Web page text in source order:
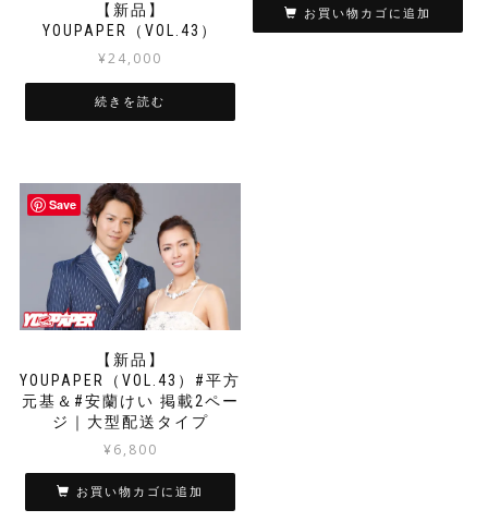
【新品】
YOUPAPER（VOL.43）
¥24,000
続きを読む
お買い物カゴに追加
Save
【新品】
YOUPAPER（VOL.43）#平方
元基＆#安蘭けい 掲載2ペー
ジ｜大型配送タイプ
¥6,800
お買い物カゴに追加